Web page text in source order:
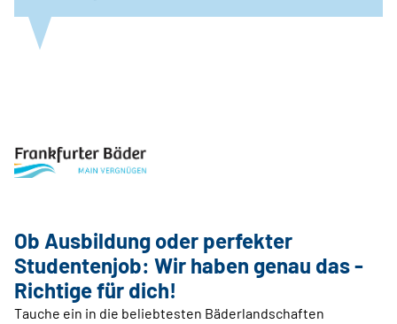
Ob Ausbildung oder perfekter
Studentenjob: Wir ­haben genau das ­
Richtige für dich!
Tauche ein in die beliebtesten Bäder­landschaften